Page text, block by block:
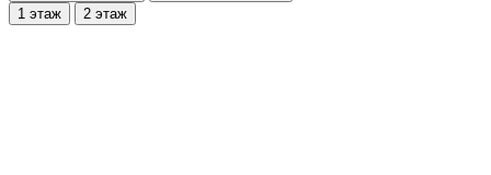
1 этаж
2 этаж